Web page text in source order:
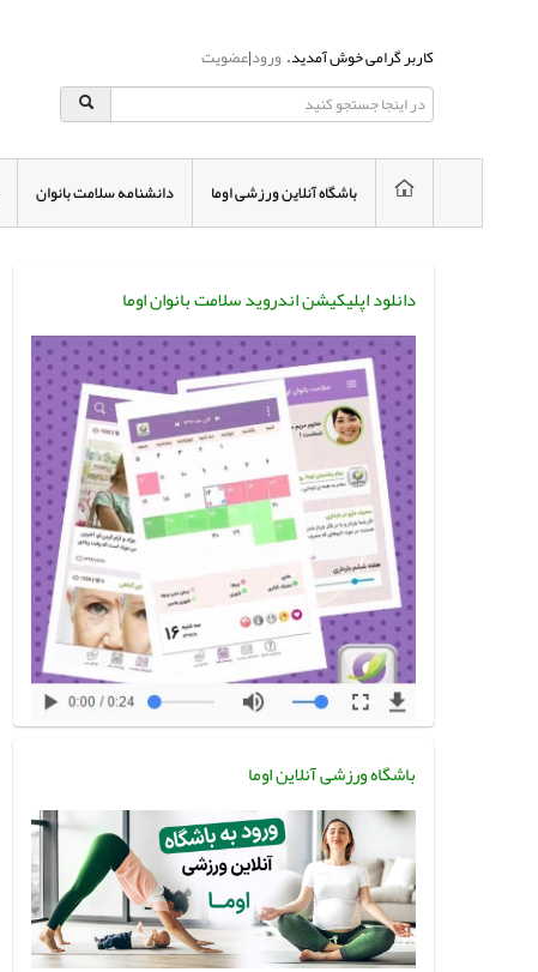
کاربر گرامی خوش آمدید.ورود|عضویت
باشگاه آنلاین ورزشی اوما دانشنامه سلامت بانوان
دانلود اپلیکیشن اندروید سلامت بانوان اوما
باشگاه ورزشی آنلاین اوما